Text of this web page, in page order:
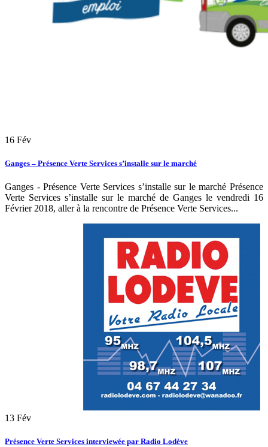
16 Fév
Ganges – Présence Verte Services s’installe sur le marché
Ganges - Présence Verte Services s’installe sur le marché Présence
Verte Services s’installe sur le marché de Ganges le vendredi 16
Février 2018, aller à la rencontre de Présence Verte Services...
13 Fév
Présence Verte Services interviewée par Radio Lodève